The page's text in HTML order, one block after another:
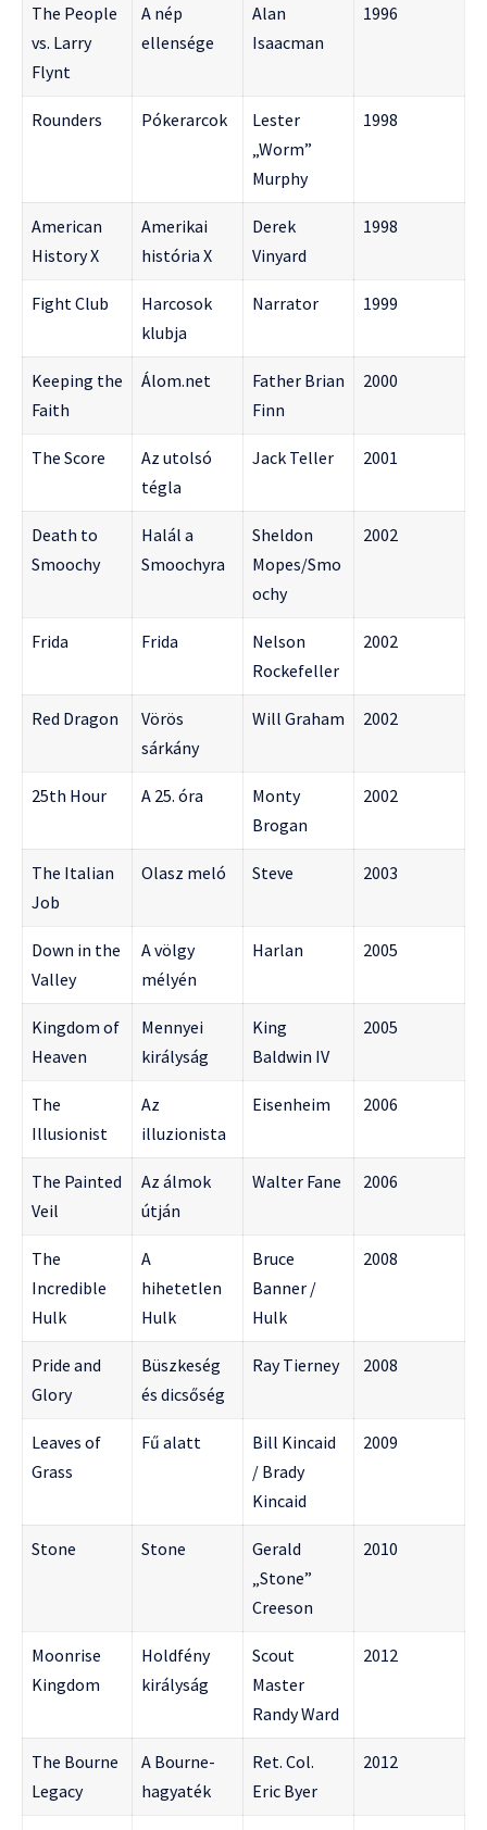
The People
vs. Larry
Flynt
A nép
ellensége
Alan
Isaacman
1996
Rounders Pókerarcok
Lester
„Worm”
Murphy
1998
American
History X
Amerikai
história X
Derek
Vinyard
1998
Fight Club
Harcosok
klubja
Narrator 1999
Keeping the
Faith
Álom.net
Father Brian
Finn
2000
The Score
Az utolsó
tégla
Jack Teller 2001
Death to
Smoochy
Halál a
Smoochyra
Sheldon
Mopes/Smo
ochy
2002
Frida Frida
Nelson
Rockefeller
2002
Red Dragon
Vörös
sárkány
Will Graham 2002
25th Hour A 25. óra
Monty
Brogan
2002
The Italian
Job
Olasz meló Steve 2003
Down in the
Valley
A völgy
mélyén
Harlan 2005
Kingdom of
Heaven
Mennyei
királyság
King
Baldwin IV
2005
The
Illusionist
Az
illuzionista
Eisenheim 2006
The Painted
Veil
Az álmok
útján
Walter Fane 2006
The
Incredible
Hulk
A
hihetetlen
Hulk
Bruce
Banner /
Hulk
2008
Pride and
Glory
Büszkeség
és dicsőség
Ray Tierney 2008
Leaves of
Grass
Fű alatt
Bill Kincaid
/ Brady
Kincaid
2009
Stone Stone
Gerald
„Stone”
Creeson
2010
Moonrise
Kingdom
Holdfény
királyság
Scout
Master
Randy Ward
2012
The Bourne
Legacy
A Bourne-
hagyaték
Ret. Col.
Eric Byer
2012